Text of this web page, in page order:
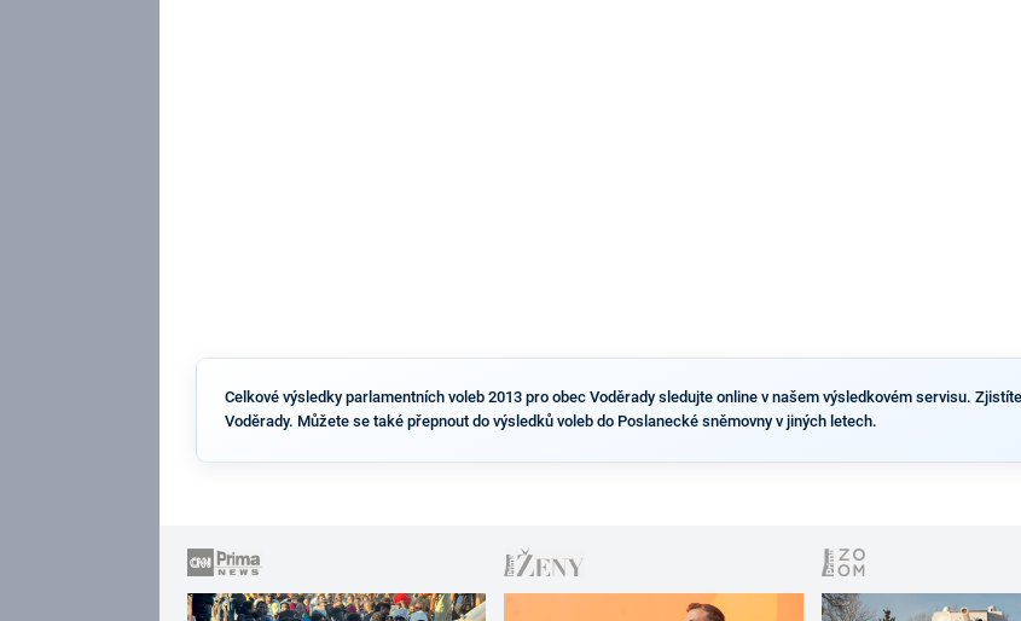
Celkové výsledky parlamentních voleb 2013 pro obec Voděrady sledujte online v našem výsledkovém servisu.
Voděrady. Můžete se také přepnout do výsledků voleb do Poslanecké sněmovny v jiných letech.